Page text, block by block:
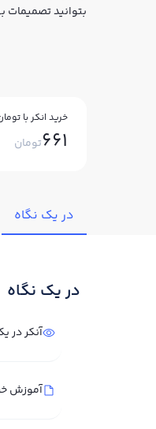
بتوانید تصمیمات
خرید انکر با
661تومان
در یک نگاه
در یک نگاه
آنکر در
آموزش